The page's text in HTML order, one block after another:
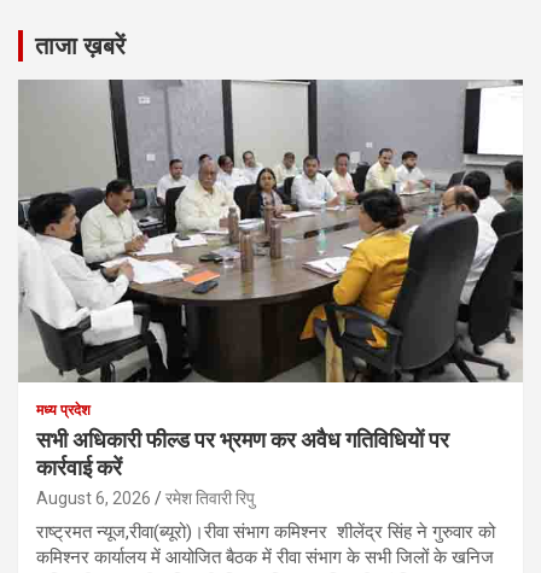
ताजा ख़बरें
मध्य प्रदेश
सभी अधिकारी फील्ड पर भ्रमण कर अवैध गतिविधियों पर
कार्रवाई करें
August 6, 2026 रमेश तिवारी रिपु
राष्ट्रमत न्यूज,रीवा(ब्यूरो)।रीवा संभाग कमिश्नर शीलेंद्र सिंह ने गुरुवार को
कमिश्नर कार्यालय में आयोजित बैठक में रीवा संभाग के सभी जिलों के खनिज